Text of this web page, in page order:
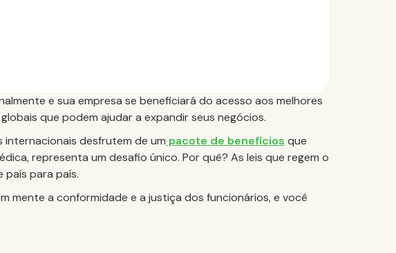
e sua empresa se beneficiará do acesso aos melhores
que podem ajudar a expandir seus negócios.
desfrutem de um pacote de benefícios que
representa um desafio único. Por quê? As leis que regem o
país para país.
mente a conformidade e a justiça dos funcionários, e você